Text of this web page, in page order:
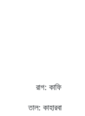
রাগ: কাফি
তাল: কাহারবা